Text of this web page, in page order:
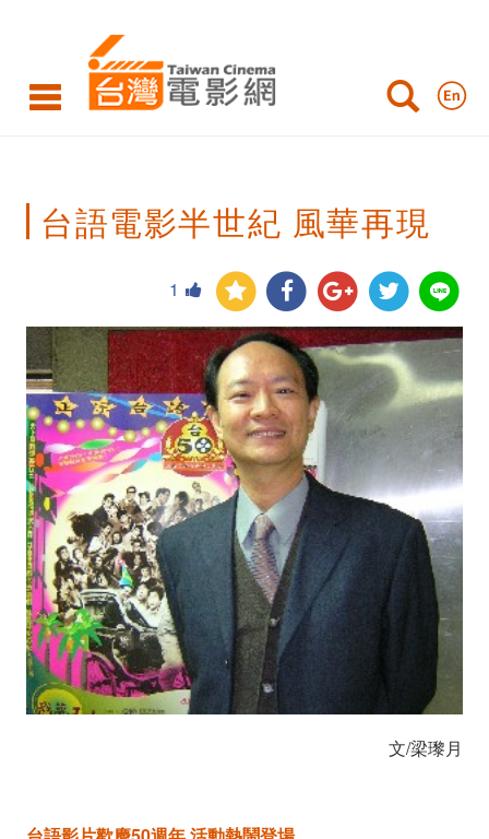
電
半
世
風
華
再
現
台語電影半世紀 風華再現
1
文/梁瓈月